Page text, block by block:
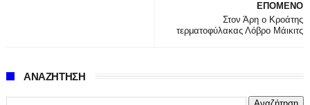
ΕΠΟΜΕΝΟ
Στον Άρη ο Κροάτης
τερματοφύλακας Λόβρο Μάικιτς
ΑΝΑΖΗΤΗΣΗ